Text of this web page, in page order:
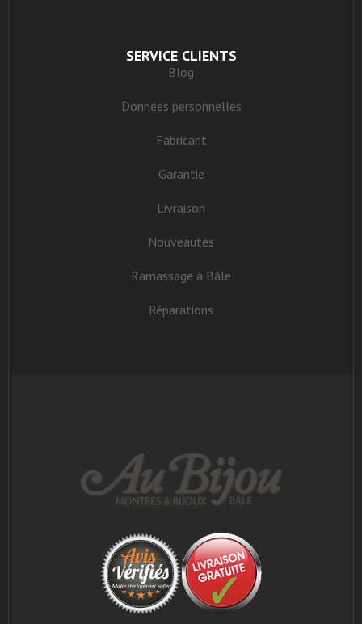
SERVICE CLIENTS
Blog
Données personnelles
Fabricant
Garantie
Livraison
Nouveautés
Ramassage à Bâle
Réparations